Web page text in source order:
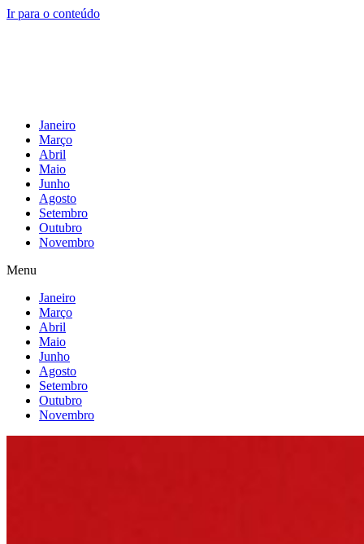
Ir para o conteúdo
Janeiro
Março
Abril
Maio
Junho
Agosto
Setembro
Outubro
Novembro
Menu
Janeiro
Março
Abril
Maio
Junho
Agosto
Setembro
Outubro
Novembro